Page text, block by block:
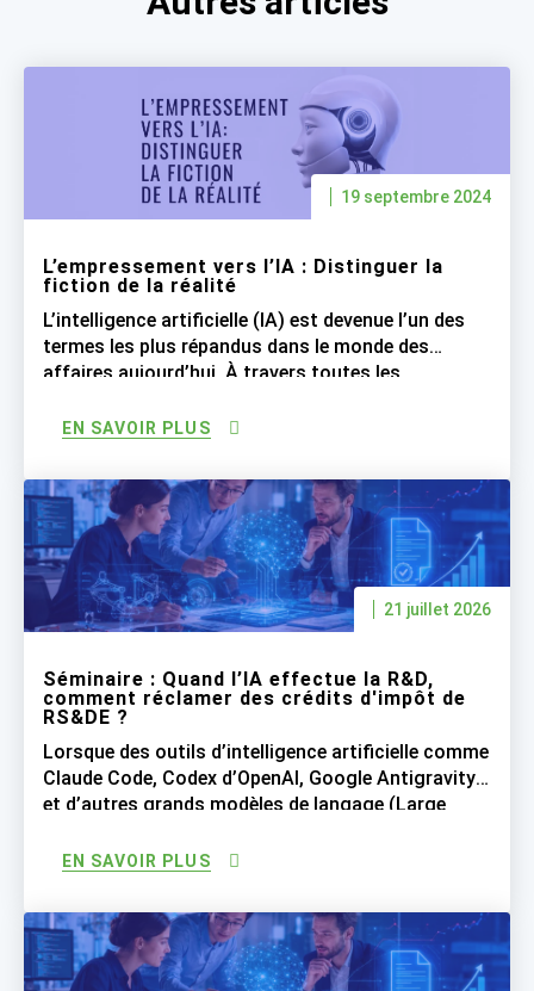
19 septembre 2024
L’empressement vers l’IA : Distinguer la
fiction de la réalité
L’intelligence artificielle (IA) est devenue l’un des
termes les plus répandus dans le monde des
affaires aujourd’hui. À travers toutes les
déclarer que leurs processus sont « basés sur l’IA
que l’IA soit une technologie révolutionnaire,
soyons réalistes quant à ce […]
EN SAVOIR PLUS
21 juillet 2026
Séminaire : Quand l’IA effectue la R&D,
comment réclamer des crédits d'impôt de
RS&DE ?
Lorsque des outils d’intelligence artificielle comme
Claude Code, Codex d’OpenAI, Google Antigravity
et d’autres grands modèles de langage (Large
partie du travail de programmation, les entreprises
de RS&DE pour les salaires des développeurs
logiciels qui supervisent désormais l’IA qui génère
le code […]
EN SAVOIR PLUS